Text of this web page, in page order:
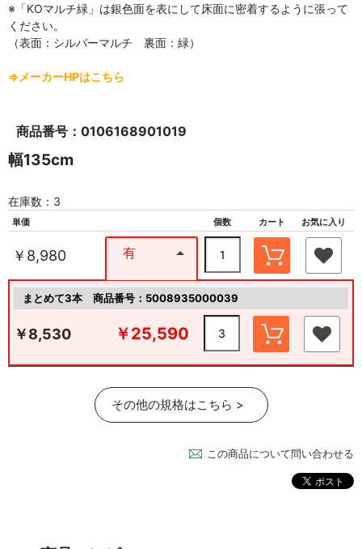
※「KOマルチ緑」は銀色面を表にして床面に密着するように張って
ください。
（表面：シルバーマルチ 裏面：緑）
⇒メーカーHPはこちら
商品番号：0106168901019
幅135cm
在庫数：3
単価 個数 カート お気に入り
￥8,980 有
まとめて3本 商品番号：5008935000039
￥8,530 ￥25,590
その他の規格はこちら >
この商品について問い合わせる